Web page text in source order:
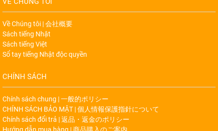
Về Chúng tôi | 会社概要
Sách tiếng Nhật
Sách tiếng Việt
Sổ tay tiếng Nhật độc quyền
CHÍNH SÁCH
Chính sách chung | 一般的ポリシー
CHÍNH SÁCH BẢO MẬT | 個人情報保護指針について
Chính sách đổi trả | 返品・返金のポリシー